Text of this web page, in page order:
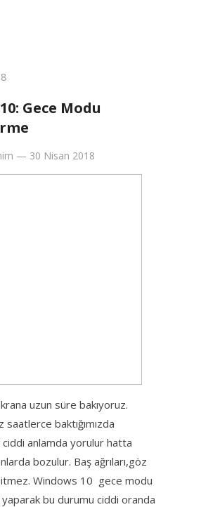
Gece Modu
— 30 Nisan 2018
uzun süre bakıyoruz.
saatlerce baktığımızda
anlamda yorulur hatta
bozulur. Baş ağrıları,göz
Windows 10 gece modu
bu durumu ciddi oranda